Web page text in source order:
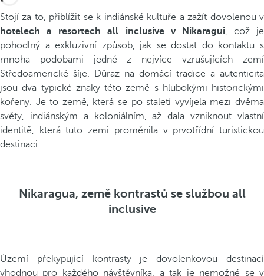
Stojí za to, přiblížit se k indiánské kultuře a zažít dovolenou v
hotelech a resortech all inclusive v Nikaragui, což je
pohodlný a exkluzivní způsob, jak se dostat do kontaktu s
mnoha podobami jedné z nejvíce vzrušujících zemí
Středoamerické šíje. Důraz na domácí tradice a autenticita
jsou dva typické znaky této země s hlubokými historickými
kořeny. Je to země, která se po staletí vyvíjela mezi dvěma
světy, indiánským a koloniálním, až dala vzniknout vlastní
identitě, která tuto zemi proměnila v prvotřídní turistickou
destinaci.
Nikaragua, země kontrastů se službou all
inclusive
Území překypující kontrasty je dovolenkovou destinací
vhodnou pro každého návštěvníka, a tak je nemožné se v